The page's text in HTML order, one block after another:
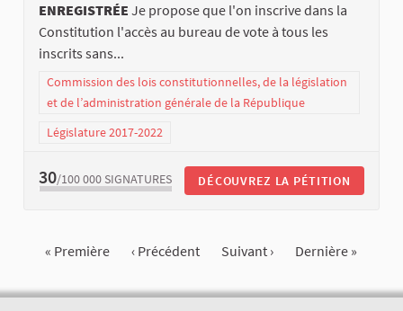
ENREGISTRÉE Je propose que l'on inscrive dans la
Constitution l'accès au bureau de vote à tous les
inscrits sans...
Commission des lois constitutionnelles, de la législation
et de l’administration générale de la République
Législature 2017-2022
30/100 000 SIGNATURES DÉCOUVREZ LA PÉTITION
« Première ‹ Précédent Suivant › Dernière »